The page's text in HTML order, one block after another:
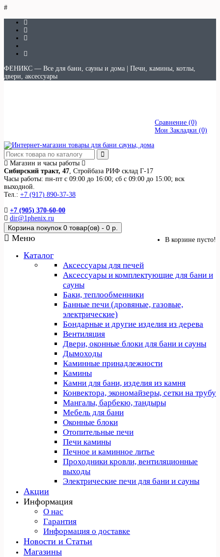
#
ФЕНИКС — Все для бани, сауны и дома | Печи, камины, котлы,
двери, аксессуары
Сравнение (0)
Мои Закладки (0)
Магазин и часы работы
Сибирский тракт, 47, Стройбаза РИФ склад Г-17
Часы работы: пн-пт с 09:00 до 16:00; сб с 09:00 до 15:00; вск
выходной.
Тел.: +7 (917) 890-37-38
+7 (905) 370-60-00
dir@1phenix.ru
Корзина покупок 0 товар(ов) - 0 р.
В корзине пусто!
Меню
Каталог
Аксессуары для печей
Аксессуары и комплектующие для бани и
сауны
Баки, теплообменники
Банные печи (дровяные, газовые,
электрические)
Бондарные и другие изделия из дерева
Вентиляция
Двери, оконные блоки для бани и сауны
Дымоходы
Каминные принадлежности
Камины
Камни для бани, изделия из камня
Конвектора, экономайзеры, сетки на трубу
Мангалы, барбекю, тандыры
Мебель для бани
Оконные блоки
Отопительные печи
Печи камины
Печное и каминное литье
Проходники кровли, вeнтиляционные
выходы
Электрические печи для бани и сауны
Акции
Информация
О нас
Гарантия
Информация о доставке
Новости и Статьи
Магазины